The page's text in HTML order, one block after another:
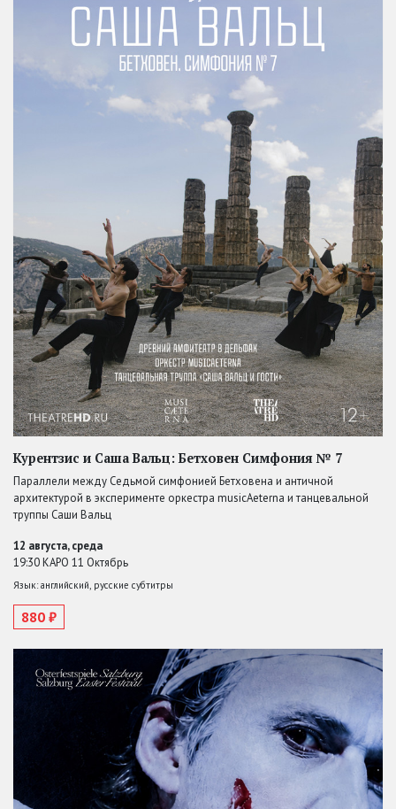
Курентзис и Саша Вальц: Бетховен Симфония № 7
Параллели между Седьмой симфонией Бетховена и античной
архитектурой в эксперименте оркестра musicAeterna и танцевальной
труппы Саши Вальц
12 августа, среда
19:30 КАРО 11 Октябрь
Язык: английский, русские субтитры
880 ₽